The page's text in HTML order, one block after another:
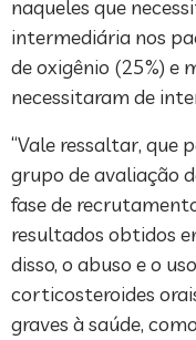
naqueles que
intermediária nos
de oxigênio (25%) e
necessitaram de
“Vale ressaltar, que
grupo de avaliação
fase de
resultados obtidos
disso, o abuso e o
corticosteroides
graves à saúde,